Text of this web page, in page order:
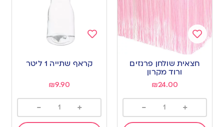
Add
wishlist
חצאית שולחן פרנזים
ורוד מקרון
₪24.00
+
-
wishlist
קראף שתייה 1 ליטר
₪9.90
+
-